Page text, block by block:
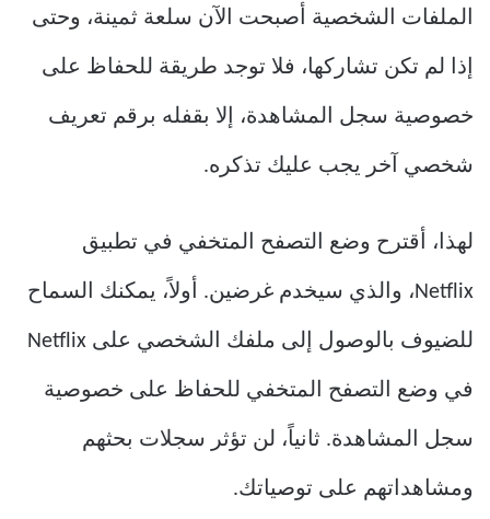
الملفات الشخصية أصبحت الآن سلعة ثمينة، وحتى
إذا لم تكن تشاركها، فلا توجد طريقة للحفاظ على
خصوصية سجل المشاهدة، إلا بقفله برقم تعريف
شخصي آخر يجب عليك تذكره.
لهذا، أقترح وضع التصفح المتخفي في تطبيق
Netflix، والذي سيخدم غرضين. أولاً، يمكنك السماح
للضيوف بالوصول إلى ملفك الشخصي على Netflix
في وضع التصفح المتخفي للحفاظ على خصوصية
سجل المشاهدة. ثانياً، لن تؤثر سجلات بحثهم
ومشاهداتهم على توصياتك.